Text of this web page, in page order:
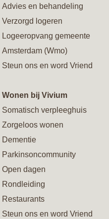
Advies en behandeling
Verzorgd logeren
Logeeropvang gemeente
Amsterdam (Wmo)
Steun ons en word Vriend
Wonen bij Vivium
Somatisch verpleeghuis
Zorgeloos wonen
Dementie
Parkinsoncommunity
Open dagen
Rondleiding
Restaurants
Steun ons en word Vriend